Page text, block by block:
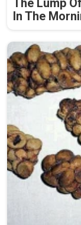
The Lump
In The